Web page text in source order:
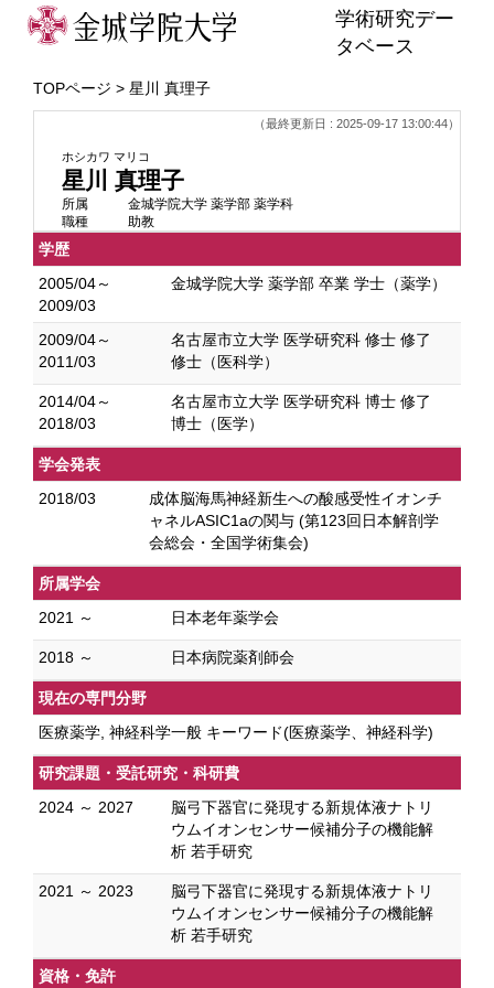
学術研究デー
タベース
TOPページ > 星川 真理子
（最終更新日 : 2025-09-17 13:00:44）
ホシカワ マリコ
星川 真理子
所属
金城学院大学 薬学部 薬学科
職種
助教
学歴
2005/04～
2009/03
金城学院大学 薬学部 卒業 学士（薬学）
2009/04～
2011/03
名古屋市立大学 医学研究科 修士 修了
修士（医科学）
2014/04～
2018/03
名古屋市立大学 医学研究科 博士 修了
博士（医学）
学会発表
2018/03
成体脳海馬神経新生への酸感受性イオンチ
ャネルASIC1aの関与 (第123回日本解剖学
会総会・全国学術集会)
所属学会
2021 ～
日本老年薬学会
2018 ～ 日本病院薬剤師会
現在の専門分野
医療薬学, 神経科学一般 キーワード(医療薬学、神経科学)
研究課題・受託研究・科研費
2024 ～ 2027
脳弓下器官に発現する新規体液ナトリ
ウムイオンセンサー候補分子の機能解
析 若手研究
2021 ～ 2023
脳弓下器官に発現する新規体液ナトリ
ウムイオンセンサー候補分子の機能解
析 若手研究
資格・免許